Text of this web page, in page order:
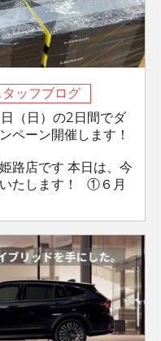
タッフブログ
（日）の2日間でダ
ペーン開催します！
路店です 本日は、今
たします！ ①６月